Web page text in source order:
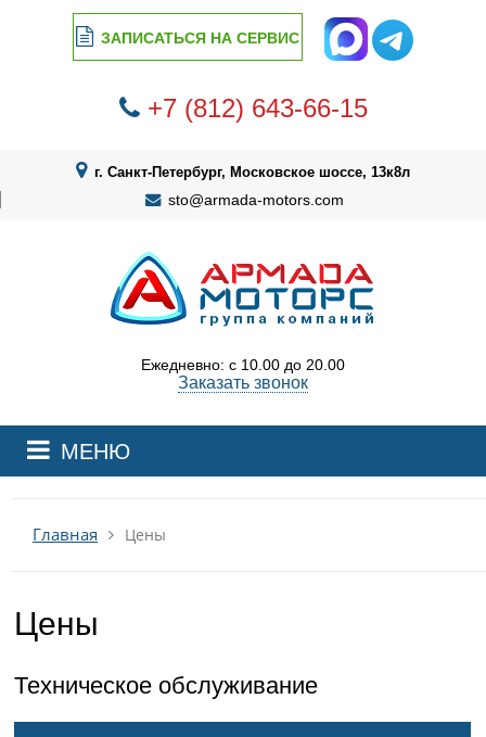
г. Санкт-Петербург, Московское шоссе, 13к8л
sto@armada-motors.com
+7 (812) 643-66-15
Ежедневно: с 10.00 до 20.00
Заказать звонок
ЗАПИСАТЬСЯ НА СЕРВИС
МЕНЮ
Главная Цены
Цены
Техническое обслуживание